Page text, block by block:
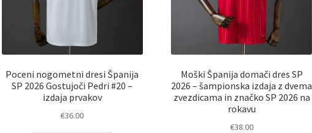
Poceni nogometni dresi Španija
SP 2026 Gostujoči Pedri #20 –
izdaja prvakov
€36.00
Moški Španija domači dres SP
2026 – šampionska izdaja z dvema
zvezdicama in značko SP 2026 na
rokavu
€38.00